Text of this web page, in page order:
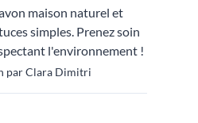
maison naturel et
simples. Prenez soin
l'environnement !
par Clara Dimitri